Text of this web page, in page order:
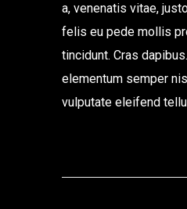
a, venenatis vitae,
felis eu pede mollis
tincidunt. Cras
elementum semper
vulputate eleifend